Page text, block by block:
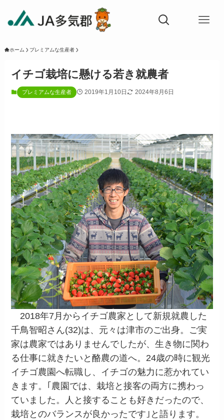
ホーム プレミアムな生産者
イチゴ栽培に懸ける若き就農者
プレミアムな生産者 2019年1月10日 2024年8月6日
2018年7月からイチゴ農家として新規就農した
千鳥智昭さん(32)は、元々は津市のご出身。ご実
家は農家ではありませんでしたが、生き物に関わ
る仕事に就きたいと酪農の道へ。24歳の時に観光
イチゴ農園へ転職し、イチゴの魅力に惹かれてい
きます。｢農園では、栽培と接客の両方に携わっ
ていました。人と接することも好きだったので、
栽培とのバランスが良かったです｣と語ります。